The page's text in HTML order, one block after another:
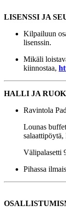
LISENSSI JA
Kilpailuun
lisenssin.
Mikäli
kiinnostaa,
HALLI JA
Ravintola
Lounas
Välipalasetti
Pihassa